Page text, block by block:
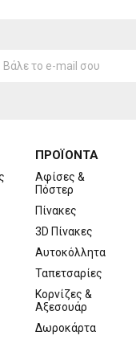
ΠΡΟΪΟΝΤΑ
Αφίσες &
Πόστερ
Πίνακες
3D Πίνακες
Αυτοκόλλητα
Ταπετσαρίες
Κορνίζες &
Αξεσουάρ
Δωροκάρτα